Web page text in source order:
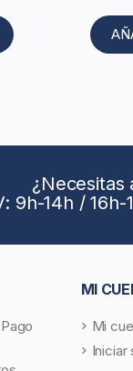
¿Necesitas
9h-14h / 16h-
MI
Mi
Iniciar